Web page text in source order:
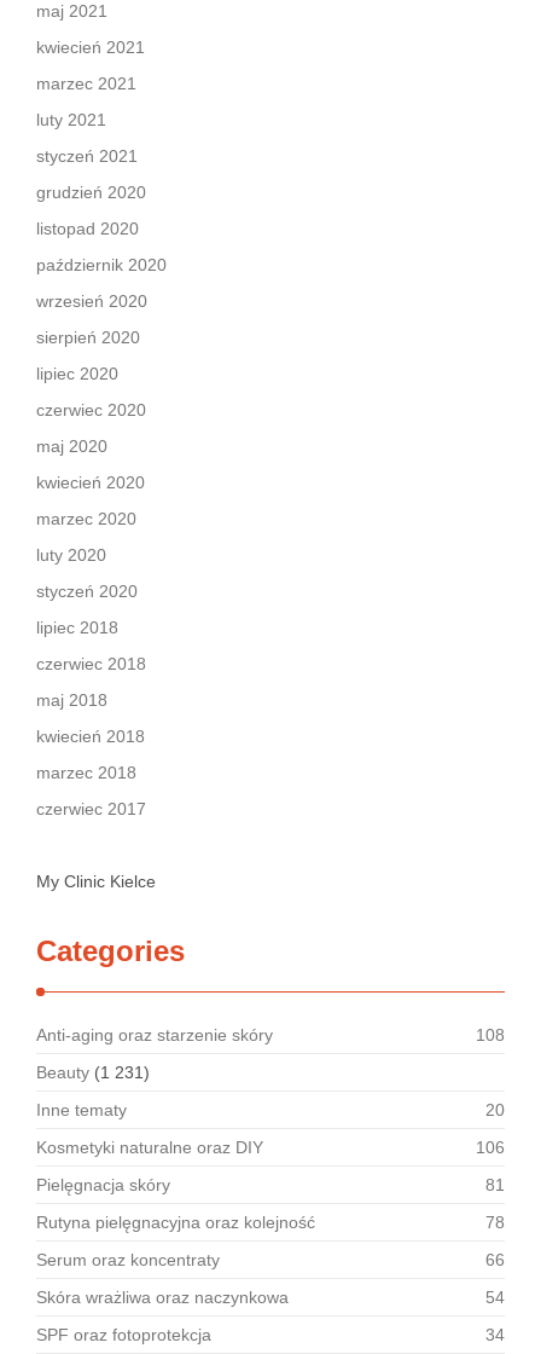
maj 2021
kwiecień 2021
marzec 2021
luty 2021
styczeń 2021
grudzień 2020
listopad 2020
październik 2020
wrzesień 2020
sierpień 2020
lipiec 2020
czerwiec 2020
maj 2020
kwiecień 2020
marzec 2020
luty 2020
styczeń 2020
lipiec 2018
czerwiec 2018
maj 2018
kwiecień 2018
marzec 2018
czerwiec 2017
My Clinic Kielce
Categories
Anti-aging oraz starzenie skóry
108
Beauty (1 231)
Inne tematy
20
Kosmetyki naturalne oraz DIY
106
Pielęgnacja skóry
81
Rutyna pielęgnacyjna oraz kolejność
78
Serum oraz koncentraty
66
Skóra wrażliwa oraz naczynkowa
54
SPF oraz fotoprotekcja
34